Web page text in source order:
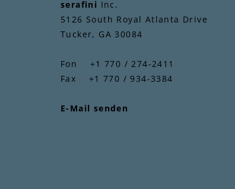
serafini Inc.
5126 South Royal Atlanta Drive
Tucker, GA 30084
Fon +1 770 / 274-2411
Fax +1 770 / 934-3384
E-Mail senden